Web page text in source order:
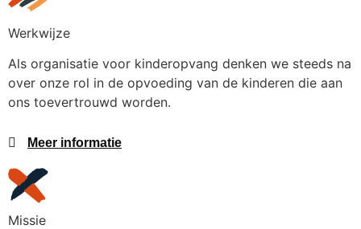
Werkwijze
Als organisatie voor kinderopvang denken we steeds na
over onze rol in de opvoeding van de kinderen die aan
ons toevertrouwd worden.
Meer informatie
Missie